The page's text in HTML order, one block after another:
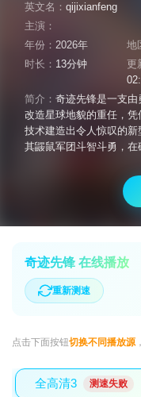
英文名： qijixianfeng
主演：
年份： 2026年 地
时长： 13分钟 更
简介： 奇迹先锋是一支
改造星球地貌的重任，
技术建造出令人惊叹的
其鼹鼠军团斗智斗勇，在
奇迹先锋 在线播放
重新测速
点击下面按钮切换不同播放源
全高清3 测速失败